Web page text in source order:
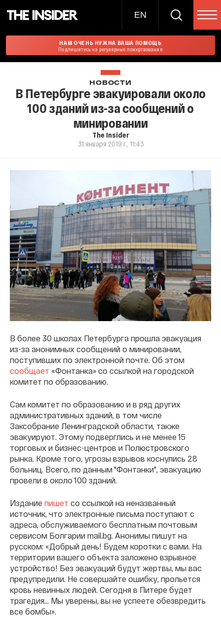
EN
НАМ ОЧЕНЬ НУЖНА ВАША ПОМОЩЬ
Подпишитесь на регулярные пожертвования
НОВОСТИ
В Петербурге эвакуировали около
100 зданий из-за сообщений о
минировании
The Insider
31 января 2019 г., 11:43
В более 30 школах Петербурга прошла эвакуация
из-за анонимных сообщений о минировании,
поступивших по электронной почте. Об этом
сообщает «Фонтанка» со ссылкой на городской
комитет по образованию.
Сам комитет по образованию и в ряд других
административных зданий, в том числе
Заксобрание Ленинградской области, также
эвакуируют. Этому подверглись и не менее 15
торговых и бизнес-центров и Полюстровского
рынка. Кроме того, угрозы взрывов коснулись 28
больниц. Всего, по данным "Фонтанки", эвакуацию
провели в около 100 зданий.
Издание пишет со ссылкой на неназванный
источник, что электронные письма поступают с
адреса, обслуживаемого бесплатным почтовым
сервисом Болгарии mail.bg. Анонимы пишут на
русском: «Добрый день! Будем коротки с вами. На
территории вашего объекта заложено взрывное
устройство! Без эвакуаций будут жертвы, мы вас
предупредили. Не совершайте ошибку, прольется
кровь невинных людей. Сегодня в Питере будет
трагедия… Мы уверены, вы не успеете обезвредить
все бомбы».